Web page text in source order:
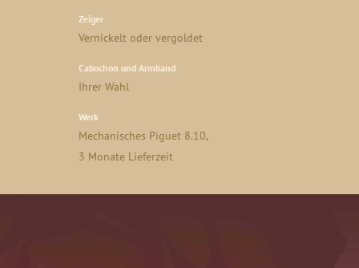
Zeiger
Vernickelt oder vergoldet
Cabochon und Armband
Ihrer Wahl
Werk
Mechanisches Piguet 8.10,
3 Monate Lieferzeit